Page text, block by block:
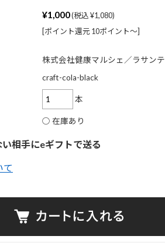
健康blog
¥1,000(税込 ¥1,080)
[ポイント還元 10ポイント〜]
株式会社健康マルシェ／ラサンテ
craft-cola-black
本
○ 在庫あり
相手にeギフトで送る
て